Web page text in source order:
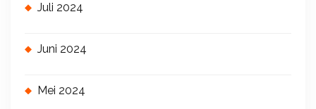
Juli 2024
Juni 2024
Mei 2024